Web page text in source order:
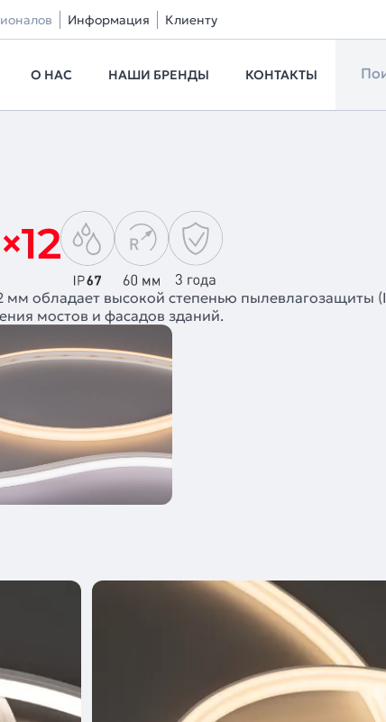
Информация Клиенту
О НАС НАШИ БРЕНДЫ КОНТАКТЫ
мм обладает высокой степенью пылевлагозащиты
мостов и фасадов зданий.